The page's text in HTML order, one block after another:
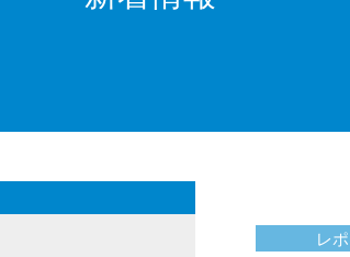
レ